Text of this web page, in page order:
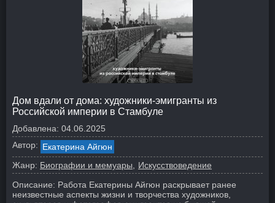
Дом вдали от дома: художники-эмигранты из
Российской империи в Стамбуле
Добавлена: 04.06.2025
Автор: Екатерина Айгюн
Жанр: Биографии и мемуары
Искусствоведение
Описание: Работа Екатерины Айгюн раскрывает ранее
неизвестные аспекты жизни и творчества художников,